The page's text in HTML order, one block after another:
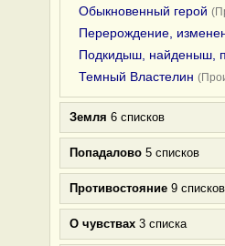
Обыкновенный герой
Перерождение,
Подкидыш, найденыш,
Темный Властелин
Земля 6 списков
Попадалово 5 списков
Противостояние 9 списков
О чувствах 3 списка